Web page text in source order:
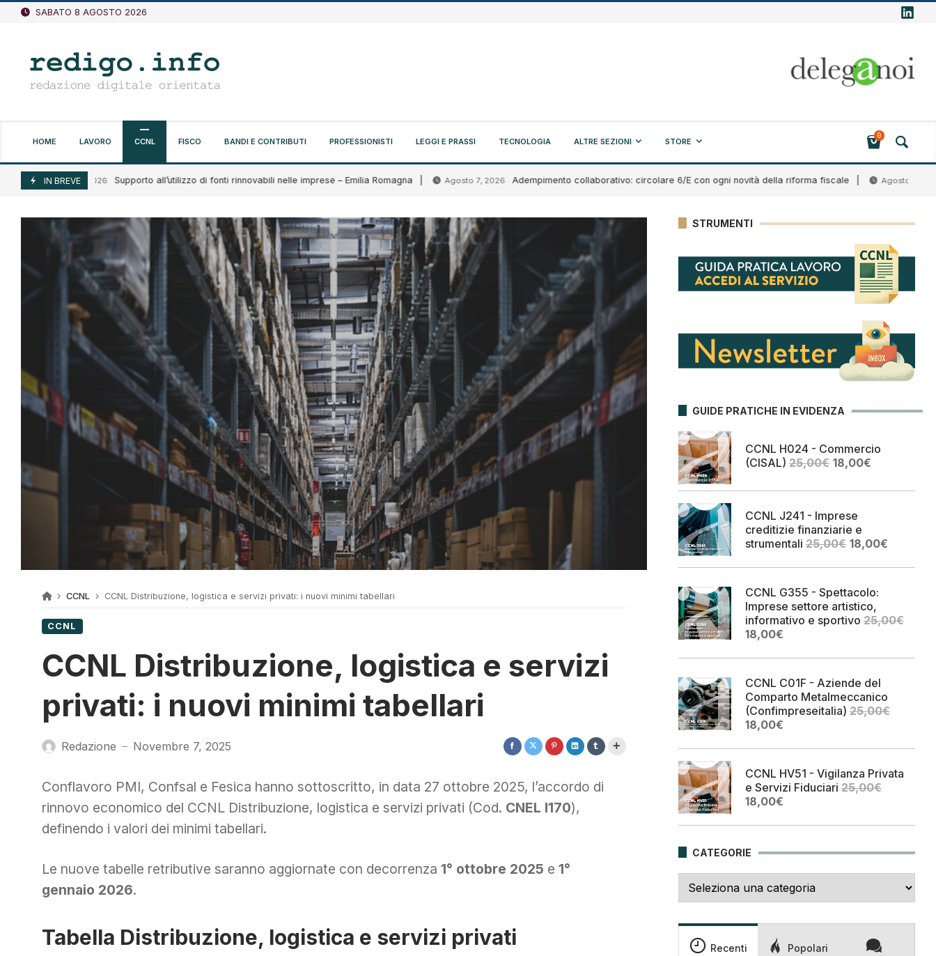
Vai
SABATO 8 AGOSTO 2026
HOME LAVORO CCNL FISCO BANDI E CONTRIBUTI PROFESSIONISTI LEGGI E PRASSI TECNOLOGIA ALTRE SEZIONI STORE
0
IN BREVE
Agosto 7, 2026 Supporto all’utilizzo di fonti rinnovabili nelle imprese – Emilia Romagna Agosto 7, 2026 Adempimento collaborativo: circolare 6/E con ogni novità della riforma fiscale Agosto 7, 2026
CCNL CCNL Distribuzione, logistica e servizi privati: i nuovi minimi tabellari
CCNL
CCNL Distribuzione, logistica e servizi
privati: i nuovi minimi tabellari
Redazione — Novembre 7, 2025
Conflavoro PMI, Confsal e Fesica hanno sottoscritto, in data 27 ottobre 2025, l’accordo di
rinnovo economico del CCNL Distribuzione, logistica e servizi privati (Cod. CNEL I170),
definendo i valori dei minimi tabellari.
Le nuove tabelle retributive saranno aggiornate con decorrenza 1° ottobre 2025 e 1°
gennaio 2026.
Tabella Distribuzione, logistica e servizi privati
STRUMENTI
GUIDE PRATICHE IN EVIDENZA
CCNL H024 - Commercio
(CISAL) 25,00€ Il
originale
25,00€.
18,00€Il
attuale
CCNL J241 - Imprese
creditizie finanziarie e
strumentali 25,00€ Il
originale
25,00€.
18,00€Il
attuale
CCNL G355 - Spettacolo:
Imprese settore artistico,
informativo e sportivo 25,00€
Il
originale
25,00€.
18,00€Il
attuale
18,00€.
CCNL C01F - Aziende del
Comparto Metalmeccanico
(Confimpreseitalia) 25,00€
Il
originale
25,00€.
18,00€Il
attuale
18,00€.
CCNL HV51 - Vigilanza Privata
e Servizi Fiduciari 25,00€
Il
originale
25,00€.
18,00€Il
attuale
18,00€.
CATEGORIE
Recenti Popolari